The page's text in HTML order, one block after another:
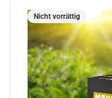
Nicht vorrättig